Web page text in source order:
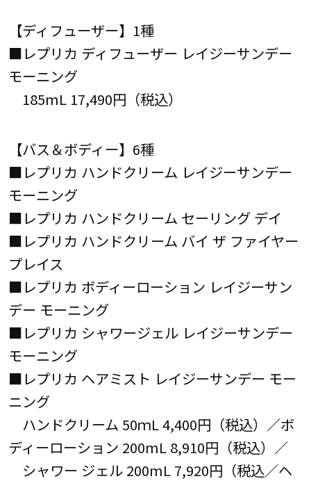
【ディフューザー】1種
■レプリカ ディフューザー レイジーサンデー
モーニング
185mL 17,490円（税込）
【バス＆ボディー】6種
■レプリカ ハンドクリーム レイジーサンデー
モーニング
■レプリカ ハンドクリーム セーリング デイ
■レプリカ ハンドクリーム バイ ザ ファイヤー
プレイス
■レプリカ ボディーローション レイジーサン
デー モーニング
■レプリカ シャワージェル レイジーサンデー
モーニング
■レプリカ ヘアミスト レイジーサンデー モー
ニング
ハンドクリーム 50ｍL 4,400円（税込）／ボ
ディーローション 200mL 8,910円（税込）／
シャワー ジェル 200mL 7,920円（税込／ヘ